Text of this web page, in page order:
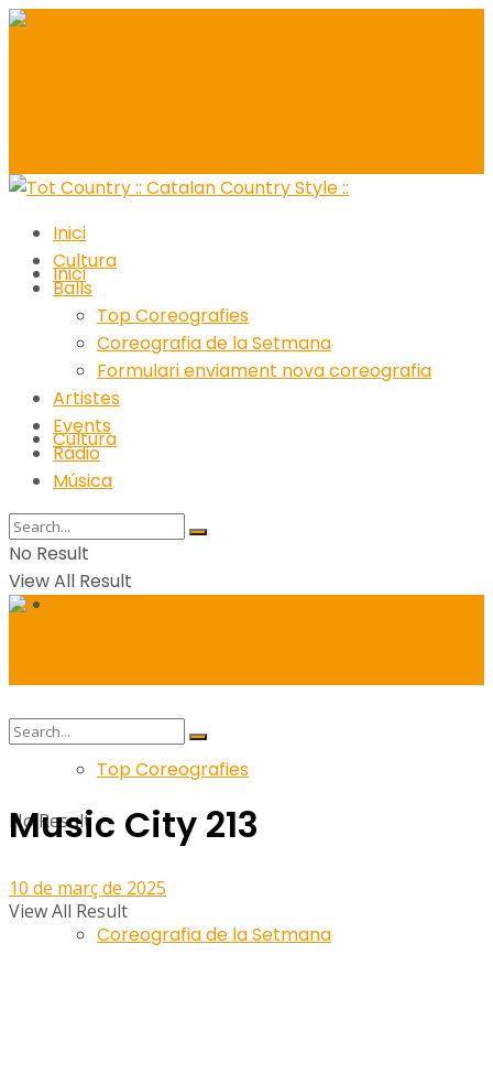
Inici
Cultura
Top Coreografies
Coreografia de la Setmana
Inici
Cultura
Balls
Top Coreografies
Coreografia de la Setmana
Formulari enviament nova coreografia
Artistes
Events
Ràdio
Música
No Result
View All Result
No Result
View All Result
Music City 213
10 de març de 2025